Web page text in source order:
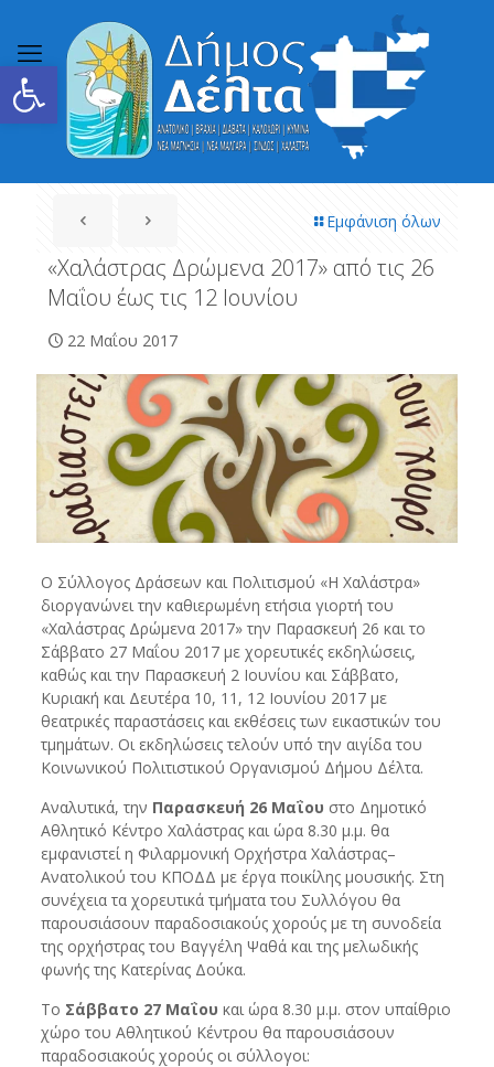
Ανοίξτε τη γραμμή εργαλείων
Εμφάνιση όλων
«Χαλάστρας Δρώμενα 2017» από τις 26
Μαΐου έως τις 12 Ιουνίου
22 Μαΐου 2017
Ο Σύλλογος Δράσεων και Πολιτισμού «Η Χαλάστρα»
διοργανώνει την καθιερωμένη ετήσια γιορτή του
«Χαλάστρας Δρώμενα 2017» την Παρασκευή 26 και το
Σάββατο 27 Μαΐου 2017 με χορευτικές εκδηλώσεις,
καθώς και την Παρασκευή 2 Ιουνίου και Σάββατο,
Κυριακή και Δευτέρα 10, 11, 12 Ιουνίου 2017 με
θεατρικές παραστάσεις και εκθέσεις των εικαστικών του
τμημάτων. Οι εκδηλώσεις τελούν υπό την αιγίδα του
Κοινωνικού Πολιτιστικού Οργανισμού Δήμου Δέλτα.
Αναλυτικά, την Παρασκευή 26 Μαΐου στο Δημοτικό
Αθλητικό Κέντρο Χαλάστρας και ώρα 8.30 μ.μ. θα
εμφανιστεί η Φιλαρμονική Ορχήστρα Χαλάστρας–
Ανατολικού του ΚΠΟΔΔ με έργα ποικίλης μουσικής. Στη
συνέχεια τα χορευτικά τμήματα του Συλλόγου θα
παρουσιάσουν παραδοσιακούς χορούς με τη συνοδεία
της ορχήστρας του Βαγγέλη Ψαθά και της μελωδικής
φωνής της Κατερίνας Δούκα.
Το Σάββατο 27 Μαΐου και ώρα 8.30 μ.μ. στον υπαίθριο
χώρο του Αθλητικού Κέντρου θα παρουσιάσουν
παραδοσιακούς χορούς οι σύλλογοι: